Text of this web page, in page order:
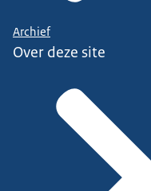
Archief
Over deze site